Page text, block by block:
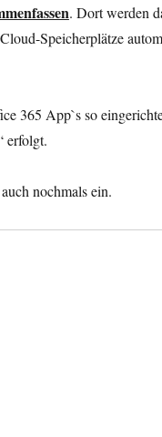
. Dort werden
Speicherplätze
365 App`s so
erfolgt.
nochmals ein.